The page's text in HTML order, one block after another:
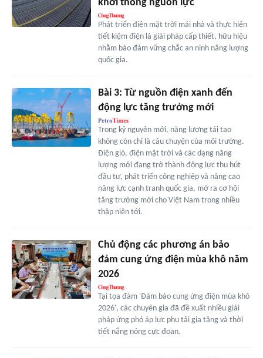
khơi thông nguồn lực
Phát triển điện mặt trời mái nhà và thực hiện
tiết kiệm điện là giải pháp cấp thiết, hữu hiệu
nhằm bảo đảm vững chắc an ninh năng lượng
quốc gia.
Bài 3: Từ nguồn điện xanh đến
động lực tăng trưởng mới
Trong kỷ nguyên mới, năng lượng tái tạo
không còn chỉ là câu chuyện của môi trường.
Điện gió, điện mặt trời và các dạng năng
lượng mới đang trở thành động lực thu hút
đầu tư, phát triển công nghiệp và nâng cao
năng lực cạnh tranh quốc gia, mở ra cơ hội
tăng trưởng mới cho Việt Nam trong nhiều
thập niên tới.
Chủ động các phương án bảo
đảm cung ứng điện mùa khô năm
2026
Tại tọa đàm 'Đảm bảo cung ứng điện mùa khô
2026', các chuyên gia đã đề xuất nhiều giải
pháp ứng phó áp lực phụ tải gia tăng và thời
tiết nắng nóng cực đoan.